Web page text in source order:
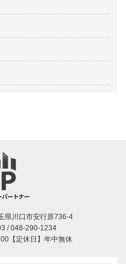
県川口市安行原736-4
/ 048-290-1234
【定休日】年中無休